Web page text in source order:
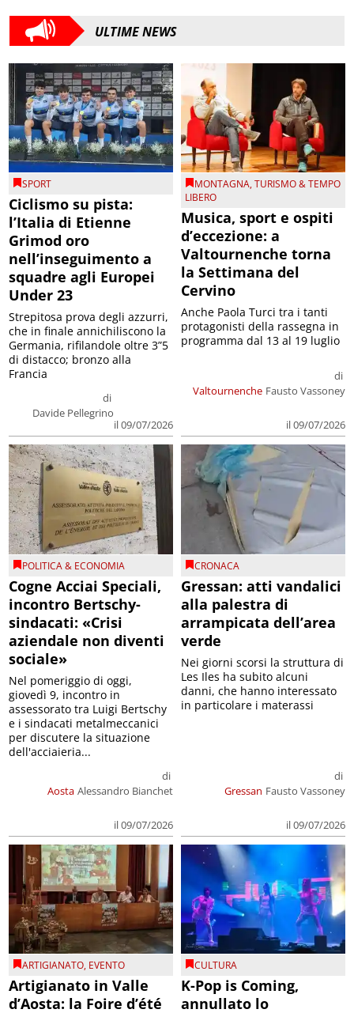
ULTIME NEWS
SPORT
Ciclismo su pista:
l’Italia di Etienne
Grimod oro
nell’inseguimento a
squadre agli Europei
Under 23
di
Davide Pellegrino
il 09/07/2026
Strepitosa prova degli azzurri,
che in finale annichiliscono la
Germania, rifilandole oltre 3”5
di distacco; bronzo alla
Francia
MONTAGNA,TURISMO & TEMPO
LIBERO
Musica, sport e ospiti
d’eccezione: a
Valtournenche torna
la Settimana del
Cervino
Valtournenche
di
Fausto Vassoney
il 09/07/2026
Anche Paola Turci tra i tanti
protagonisti della rassegna in
programma dal 13 al 19 luglio
POLITICA & ECONOMIA
Cogne Acciai Speciali,
incontro Bertschy-
sindacati: «Crisi
aziendale non diventi
sociale»
Aosta
di
Alessandro Bianchet
il 09/07/2026
Nel pomeriggio di oggi,
giovedì 9, incontro in
assessorato tra Luigi Bertschy
e i sindacati metalmeccanici
per discutere la situazione
dell'acciaieria...
CRONACA
Gressan: atti vandalici
alla palestra di
arrampicata dell’area
verde
Gressan
di
Fausto Vassoney
il 09/07/2026
Nei giorni scorsi la struttura di
Les Iles ha subito alcuni
danni, che hanno interessato
in particolare i materassi
ARTIGIANATO, EVENTO
Artigianato in Valle
d’Aosta: la Foire d’été
CULTURA
K-Pop is Coming,
annullato lo